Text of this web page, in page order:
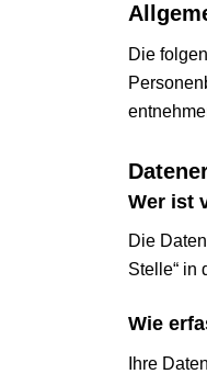
Die
Wer ist
Die
Stelle“ in
Wie
Ihre